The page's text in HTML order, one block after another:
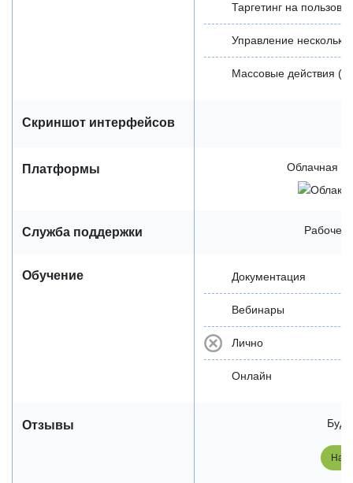
Таргетинг на
Управление
Массовые действия
Скриншот интерфейсов
Платформы Облачная /
Служба поддержки Рабочее
Обучение Документация
Вебинары
Лично
Онлайн
Отзывы